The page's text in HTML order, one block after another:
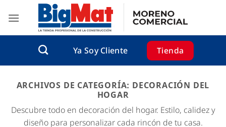
contenido
Ya Soy Cliente
Tienda
ARCHIVOS DE CATEGORÍA: DECORACIÓN DEL
HOGAR
Descubre todo en decoración del hogar. Estilo, calidez y
diseño para personalizar cada rincón de tu casa.